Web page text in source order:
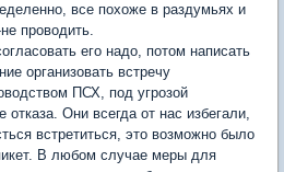
все похоже в раздумьях и
проводить.
его надо, потом написать
организовать встречу
ПСХ, под угрозой
отказа. Они всегда от нас избегали,
встретиться, это возможно было
В любом случае меры для